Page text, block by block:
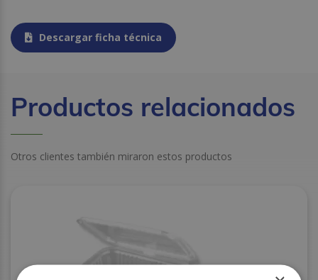
Descargar ficha técnica
Productos relacionados
Otros clientes también miraron estos productos